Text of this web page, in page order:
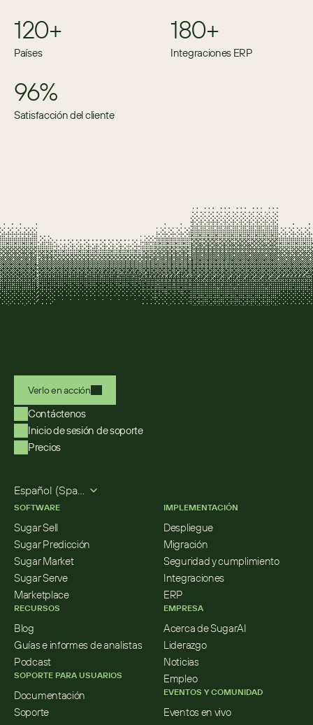
120+
Países
180+
Integraciones ERP
96%
Satisfacción del cliente
Verlo en acción
Contáctenos
Inicio de sesión de soporte
Precios
Español (Spanish)
SOFTWARE
Sugar Sell
Sugar Predicción
Sugar Market
Sugar Serve
Marketplace
RECURSOS
Blog
Guías e informes de analistas
Podcast
SOPORTE PARA USUARIOS
Documentación
Soporte
IMPLEMENTACIÓN
Despliegue
Migración
Seguridad y cumplimiento
Integraciones
ERP
EMPRESA
Acerca de SugarAI
Liderazgo
Noticias
Empleo
EVENTOS Y COMUNIDAD
Eventos en vivo